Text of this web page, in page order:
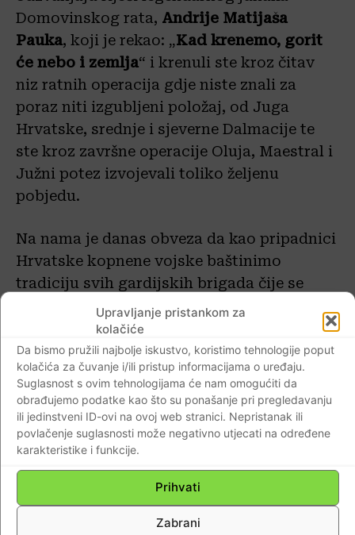
Upravljanje pristankom za
kolačiće
Da bismo pružili najbolje iskustvo, koristimo tehnologije poput
kolačića za čuvanje i/ili pristup informacijama o uređaju.
Suglasnost s ovim tehnologijama će nam omogućiti da
obrađujemo podatke kao što su ponašanje pri pregledavanju
ili jedinstveni ID-ovi na ovoj web stranici. Nepristanak ili
povlačenje suglasnosti može negativno utjecati na određene
karakteristike i funkcije.
Prihvati
Zabrani
Domovinskog rata, Andrije Matijaša
Pauka, koji je rekao: „Kad krenemo, gorit
će nebo i zemlja“ i krenuli ste kroz čitav
niz ratnih operacija gdje niste znali za
poraz niti izgubljeni položaj, od Juga
Hrvatske, srednje i sjeverne Dalmacije te
ste kroz završne operacije Oluja, Maestral i
Južni potez izvojevali toliko željenu
pobjedu.
Na nama je danas obveza da kao pripadnici
Hrvatske kopnene vojske baštinimo
tradiciju svih gardijskih brigada čije se
bojne nalaze u našem sastavu i da svojim
radom, trudom i zalaganjem razvijamo i
čuvamo zajedništvo i moralne vrijednosti
koje proizlaze iz obrambenog
Domovinskog rata. Vođeni domoljubljem,
motivirano i predano nastavit ćemo s
provedbom svih dodijeljenih zadaća i
pokazati da smo snaga na koju hrvatski
narod uvijek može računati.
Uz iskrene pozdrave, još jednom Vam